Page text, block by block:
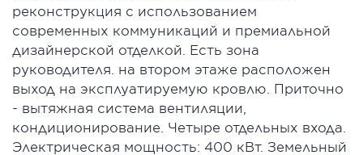
реконструкция с использованием
современных коммуникаций и премиальной
дизайнерской отделкой. Есть зона
руководителя. на втором этаже расположен
выход на эксплуатируемую кровлю. Приточно
- вытяжная система вентиляции,
кондиционирование. Четыре отдельных входа.
Электрическая мощность: 400 кВт. Земельный